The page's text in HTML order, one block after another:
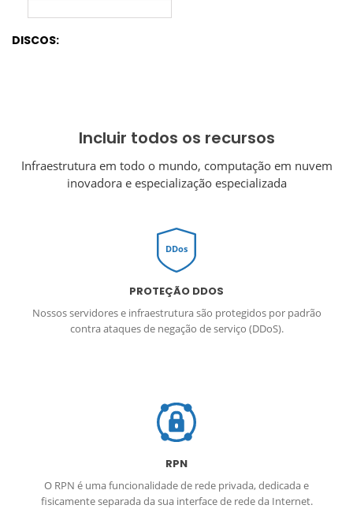
DISCOS:
Incluir todos os recursos
Infraestrutura em todo o mundo, computação em nuvem
inovadora e especialização especializada
DDos
PROTEÇÃO DDOS
Nossos servidores e infraestrutura são protegidos por padrão
contra ataques de negação de serviço (DDoS).
RPN
O RPN é uma funcionalidade de rede privada, dedicada e
fisicamente separada da sua interface de rede da Internet.